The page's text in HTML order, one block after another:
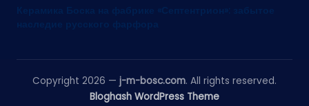
Керамика Боска на фабрике «Септентрион»: забытое
наследие русского фарфора
Copyright 2026 — j-m-bosc.com. All rights reserved.
Bloghash WordPress Theme